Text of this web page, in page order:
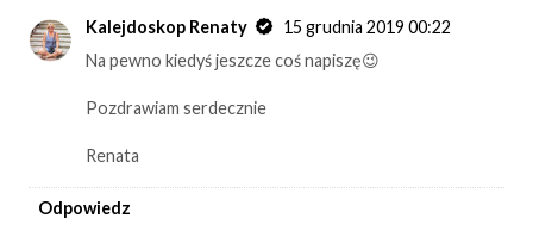
Kalejdoskop Renaty
15 grudnia 2019 00:22
Na pewno kiedyś jeszcze coś napiszę😉
Pozdrawiam serdecznie
Renata
Odpowiedz